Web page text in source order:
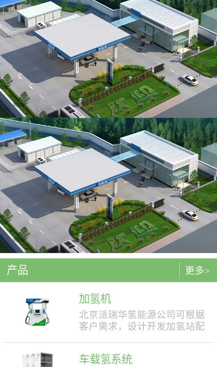
产品
加氢机
北京派瑞华氢能源公司可根据
客户需求，设计开发加氢站配
结构设计合理，便于操作，外
车载氢系统
更多>